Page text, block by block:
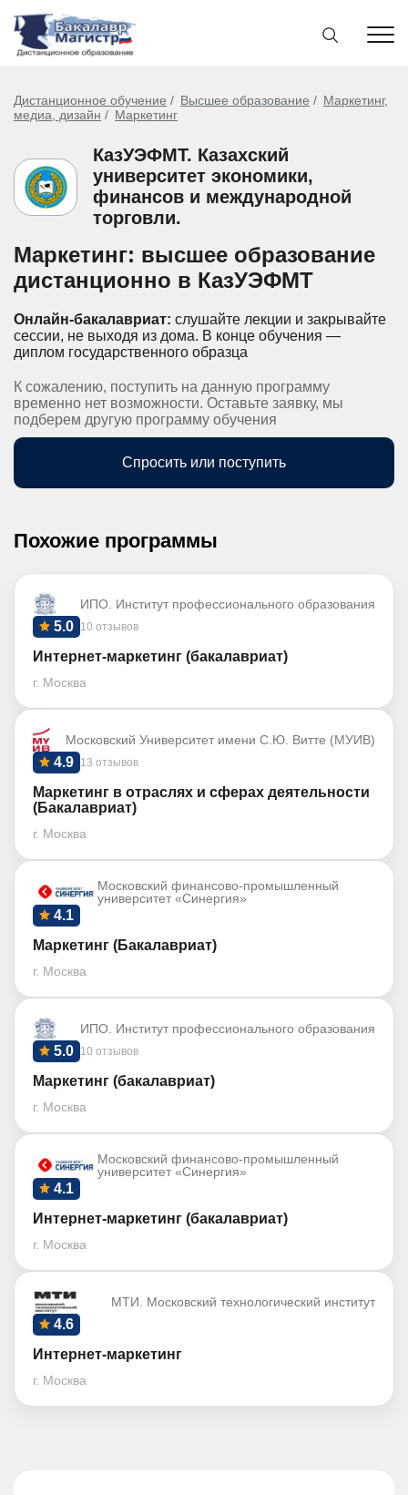
Дистанционное обучение Высшее образование
Маркетинг,
медиа, дизайн
Маркетинг
КазУЭФМТ. Казахский
университет экономики,
финансов и международной
торговли.
Маркетинг: высшее образование
дистанционно в КазУЭФМТ
Онлайн-бакалавриат: слушайте лекции и закрывайте
сессии, не выходя из дома. В конце обучения —
диплом государственного образца
К сожалению, поступить на данную программу
временно нет возможности. Оставьте заявку, мы
подберем другую программу обучения
Спросить или поступить
Похожие программы
ИПО. Институт профессионального образования
10 отзывов
5.0
Интернет-маркетинг (бакалавриат)
г. Москва
Московский Университет имени С.Ю. Витте (МУИВ)
13 отзывов
4.9
Маркетинг в отраслях и сферах деятельности
(Бакалавриат)
г. Москва
Московский финансово-промышленный
университет «Синергия»
4.1
Маркетинг (Бакалавриат)
г. Москва
ИПО. Институт профессионального образования
10 отзывов
5.0
Маркетинг (бакалавриат)
г. Москва
Московский финансово-промышленный
университет «Синергия»
4.1
Интернет-маркетинг (бакалавриат)
г. Москва
МТИ. Московский технологический институт
4.6
Интернет-маркетинг
г. Москва